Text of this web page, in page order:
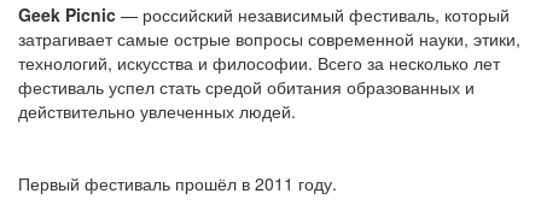
Geek Picnic — российский независимый фестиваль, который
затрагивает самые острые вопросы современной науки, этики,
технологий, искусства и философии. Всего за несколько лет
фестиваль успел стать средой обитания образованных и
действительно увлеченных людей.
Первый фестиваль прошёл в 2011 году.